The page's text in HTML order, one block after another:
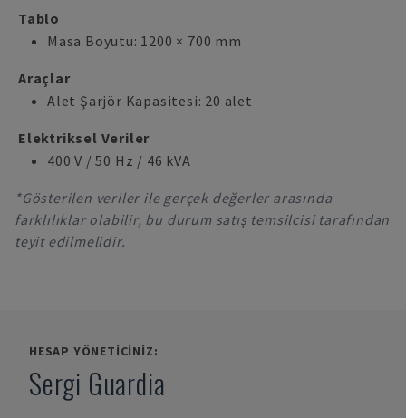
Tablo
Masa Boyutu: 1200 × 700 mm
Araçlar
Alet Şarjör Kapasitesi: 20 alet
Elektriksel Veriler
400 V / 50 Hz / 46 kVA
*Gösterilen veriler ile gerçek değerler arasında
farklılıklar olabilir, bu durum satış temsilcisi tarafından
teyit edilmelidir.
HESAP YÖNETICINIZ:
Sergi Guardia